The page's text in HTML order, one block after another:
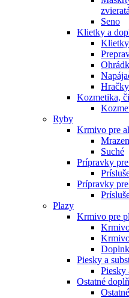
zvieratá
Seno
Klietky a
Hračky
Kozmetika,
Ryby
Krmivo pre
Suché
Prípravky
Prípravky
Plazy
Krmivo pre
Piesky a
Piesky
Ostatné